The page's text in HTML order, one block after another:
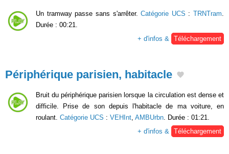
Un tramway passe sans s'arrêter.Catégorie UCS : TRNTram
Durée : 00:21.
+ d'infos &
Téléchargement
Périphérique parisien, habitacle
Bruit du périphérique parisien lorsque la circulation est dense et
difficile. Prise de son depuis l'habitacle de ma voiture, en
roulant. Catégorie UCS : VEHInt, AMBUrbn. Durée : 01:21.
+ d'infos & Téléchargement